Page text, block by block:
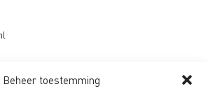
Beheer toestemming